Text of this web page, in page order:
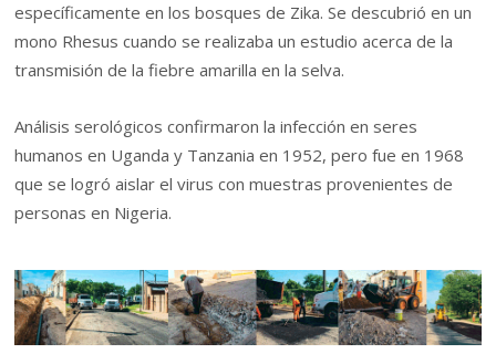
específicamente en los bosques de Zika. Se descubrió en un
mono Rhesus cuando se realizaba un estudio acerca de la
transmisión de la fiebre amarilla en la selva.
Análisis serológicos confirmaron la infección en seres
humanos en Uganda y Tanzania en 1952, pero fue en 1968
que se logró aislar el virus con muestras provenientes de
personas en Nigeria.